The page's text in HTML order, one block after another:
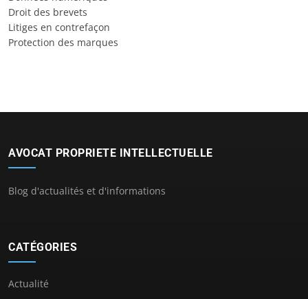
Droit des brevets
Litiges en contrefaçon
Protection des marques
AVOCAT PROPRIETE INTELLECTUELLE
Blog d'actualités et d'informations
CATÉGORIES
Actualité